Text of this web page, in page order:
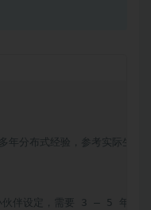
分布式经验，参考实际生产
伴设定，需要 3 – 5 年以上